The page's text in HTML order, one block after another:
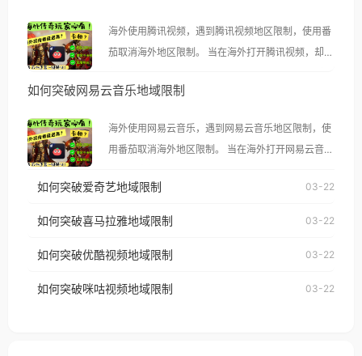
海外使用腾讯视频，遇到腾讯视频地区限制，使用番
茄取消海外地区限制。 当在海外打开腾讯视频，却突
示语。 海外用户如香港、澳门、台湾、美国、加拿
像其他音乐平台一样，出现地区及版权限制问题，且
仅能在中国大陆地区播放。 遇到这个问题的朋友们，
使用番茄回国加速器，即可解决「海外用户收听腾讯
台湾、美国、加拿大、澳大利亚、欧洲等国家和地区
权限制所困扰。
如何突破网易云音乐地域限制
海外使用网易云音乐，遇到网易云音乐地区限制，使
用番茄取消海外地区限制。 当在海外打开网易云音
播放”的提示语。 海外用户如香港、澳门、台湾、美
国、加拿大、澳大利亚、欧洲等国家和地区时，网易
制问题，且仅能在中国大陆地区播放。 遇到这个问题
户收听网易云音乐地区版权限制」的问题，无论人在
如何突破爱奇艺地域限制 03-22
如何突破喜马拉雅地域限制 03-22
如何突破优酷视频地域限制 03-22
如何突破咪咕视频地域限制 03-22